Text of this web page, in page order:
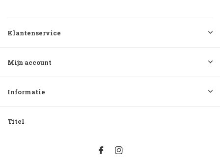
Klantenservice
Mijn account
Informatie
Titel